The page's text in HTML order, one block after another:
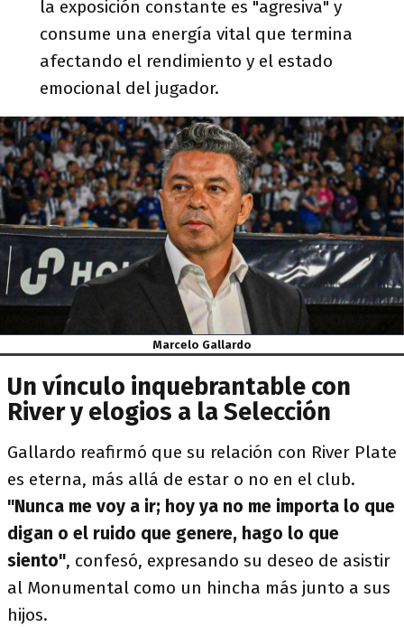
la exposición constante es "agresiva" y
consume una energía vital que termina
afectando el rendimiento y el estado
emocional del jugador.
Marcelo Gallardo
Un vínculo inquebrantable con
River y elogios a la Selección
Gallardo reafirmó que su relación con River Plate
es eterna, más allá de estar o no en el club.
"Nunca me voy a ir; hoy ya no me importa lo que
digan o el ruido que genere, hago lo que
siento", confesó, expresando su deseo de asistir
al Monumental como un hincha más junto a sus
hijos.